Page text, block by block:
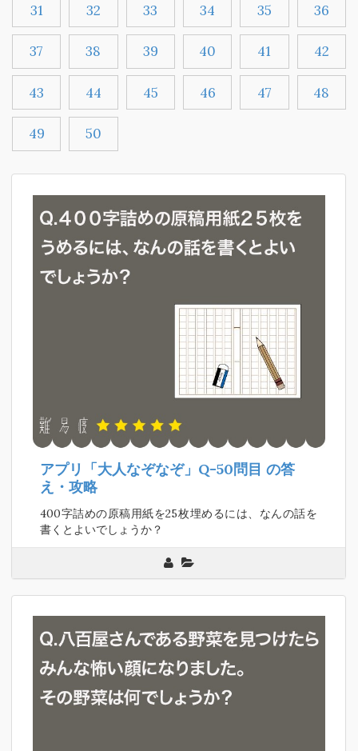
31 32 33 34 35 36
37 38 39 40 41 42
43 44 45 46 47 48
49 50
アプリ「大人なぞなぞ」Q-50問目 の答
え・攻略
400字詰めの原稿用紙を25枚埋めるには、なんの話を
書くとよいでしょうか？